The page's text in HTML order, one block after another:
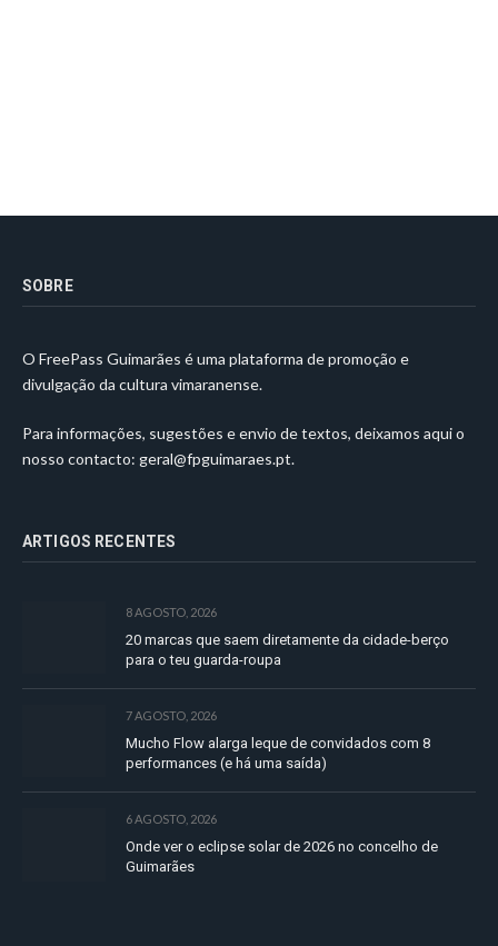
SOBRE
O FreePass Guimarães é uma plataforma de promoção e
divulgação da cultura vimaranense.
Para informações, sugestões e envio de textos, deixamos aqui o
nosso contacto: geral@fpguimaraes.pt.
ARTIGOS RECENTES
8 AGOSTO, 2026
20 marcas que saem diretamente da cidade-berço
para o teu guarda-roupa
7 AGOSTO, 2026
Mucho Flow alarga leque de convidados com 8
performances (e há uma saída)
6 AGOSTO, 2026
Onde ver o eclipse solar de 2026 no concelho de
Guimarães